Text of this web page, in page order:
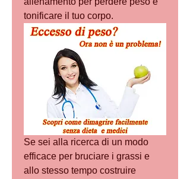
tonificare il tuo corpo.
Se sei alla ricerca di un modo
efficace per bruciare i grassi e
allo stesso tempo costruire